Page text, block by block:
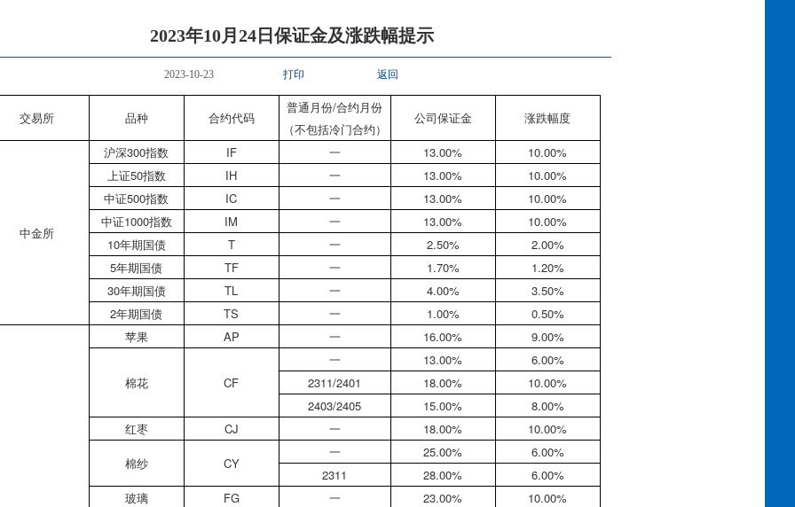
2023年10月24日保证金及涨跌幅提示
2023-10-23 打印 返回
交易所 品种 合约代码
普通月份/合约月份
（不包括冷门合约）
公司保证金 涨跌幅度
中金所
沪深300指数 IF 一 13.00%
10.00%
上证50指数
IH 一 13.00%
10.00%
中证500指数
IC 一 13.00%
10.00%
中证1000指数
IM 一 13.00%
10.00%
10年期国债
T 一 2.50%
2.00%
5年期国债
TF 一 1.70%
1.20%
30年期国债
TL 一 4.00%
3.50%
2年期国债
TS 一 1.00% 0.50%
苹果 AP 一 16.00% 9.00%
棉花 CF
一 13.00%
6.00%
2311/2401
18.00%
10.00%
2403/2405
15.00%
8.00%
红枣
CJ 一 18.00% 10.00%
棉纱 CY
一 25.00%
6.00%
2311
28.00%
6.00%
玻璃
FG 一 23.00%
10.00%